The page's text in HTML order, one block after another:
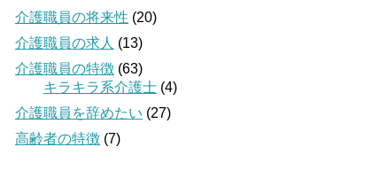
介護職員の将来性 (20)
介護職員の求人 (13)
介護職員の特徴 (63)
キラキラ系介護士 (4)
介護職員を辞めたい (27)
高齢者の特徴 (7)